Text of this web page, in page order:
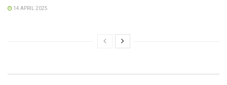
14 APRIL 2025